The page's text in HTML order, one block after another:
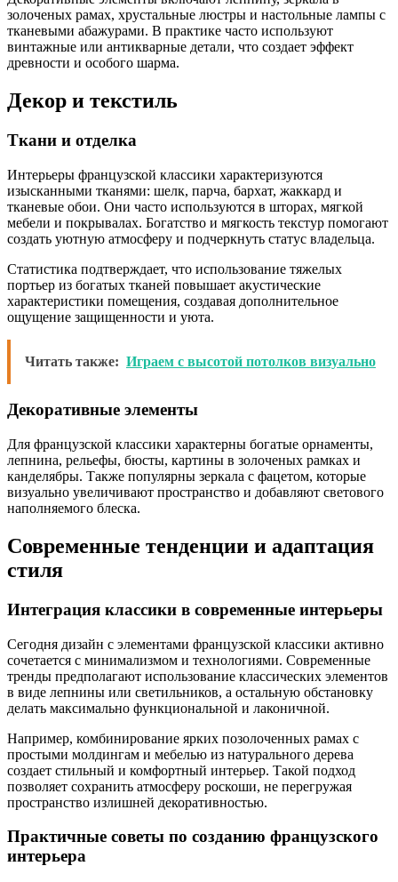
золоченых рамах, хрустальные люстры и настольные лампы с
тканевыми абажурами. В практике часто используют
винтажные или антикварные детали, что создает эффект
древности и особого шарма.
Декор и текстиль
Ткани и отделка
Интерьеры французской классики характеризуются
изысканными тканями: шелк, парча, бархат, жаккард и
тканевые обои. Они часто используются в шторах, мягкой
мебели и покрывалах. Богатство и мягкость текстур помогают
создать уютную атмосферу и подчеркнуть статус владельца.
Статистика подтверждает, что использование тяжелых
портьер из богатых тканей повышает акустические
характеристики помещения, создавая дополнительное
ощущение защищенности и уюта.
Читать также: Играем с высотой потолков визуально
Декоративные элементы
Для французской классики характерны богатые орнаменты,
лепнина, рельефы, бюсты, картины в золоченых рамках и
канделябры. Также популярны зеркала с фацетом, которые
визуально увеличивают пространство и добавляют светового
наполняемого блеска.
Современные тенденции и адаптация
стиля
Интеграция классики в современные интерьеры
Сегодня дизайн с элементами французской классики активно
сочетается с минимализмом и технологиями. Современные
тренды предполагают использование классических элементов
в виде лепнины или светильников, а остальную обстановку
делать максимально функциональной и лаконичной.
Например, комбинирование ярких позолоченных рамах с
простыми молдингам и мебелью из натурального дерева
создает стильный и комфортный интерьер. Такой подход
позволяет сохранить атмосферу роскоши, не перегружая
пространство излишней декоративностью.
Практичные советы по созданию французского
интерьера